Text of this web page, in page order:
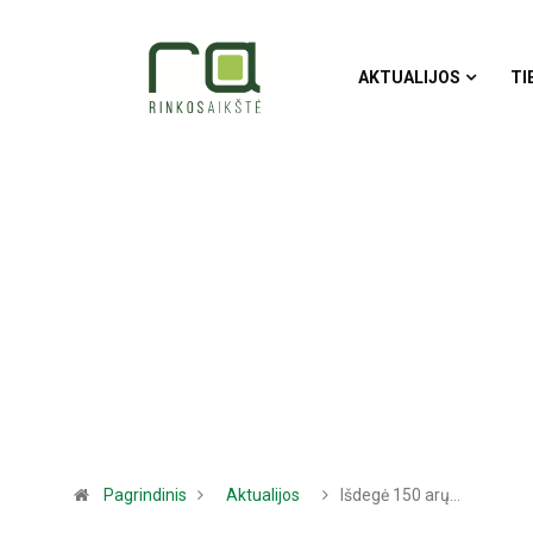
AKTUALIJOS
Pagrindinis Aktualijos Išdegė 150 arų…